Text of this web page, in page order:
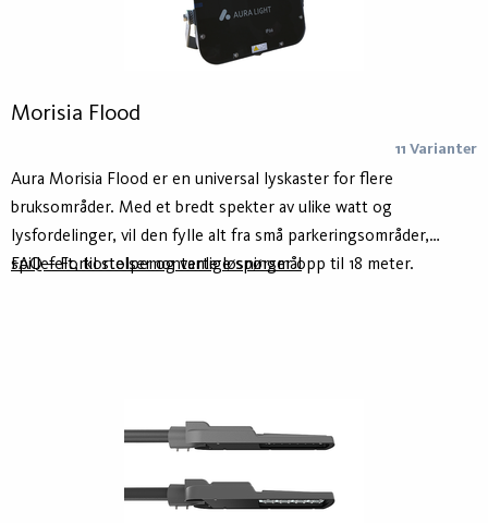
Morisia Flood
11 Varianter
Aura Morisia Flood er en universal lyskaster for flere
bruksområder. Med et bredt spekter av ulike watt og
lysfordelinger, vil den fylle alt fra små parkeringsområder,
spillefelt, til stolpemonterte løsninger opp til 18 meter.
FAQ – Forkortelser og vanlige spørsmål